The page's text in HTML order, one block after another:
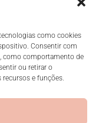
como cookies
Consentir com
como comportamento de
ou retirar o
e funções.